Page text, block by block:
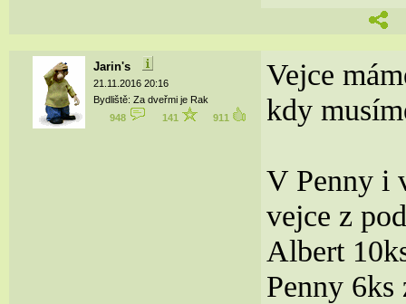
Jarin's
21.11.2016 20:16
Bydliště: Za dveřmi je Rak
948
141 911
Vejce
kdy
V Penny i
vejce z
Albert
Penny